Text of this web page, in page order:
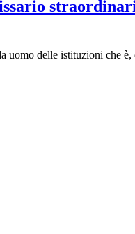
delle istituzioni che